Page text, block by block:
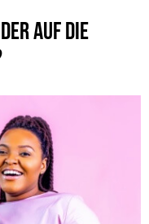
AUF DIE